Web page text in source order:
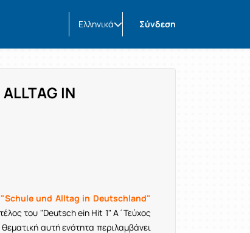
Ελληνικά Σύνδεση
IN
"Schule und Alltag in Deutschland"
του "Deutsch ein Hit 1" Α΄Τεύχος
αυτή ενότητα περιλαμβάνει